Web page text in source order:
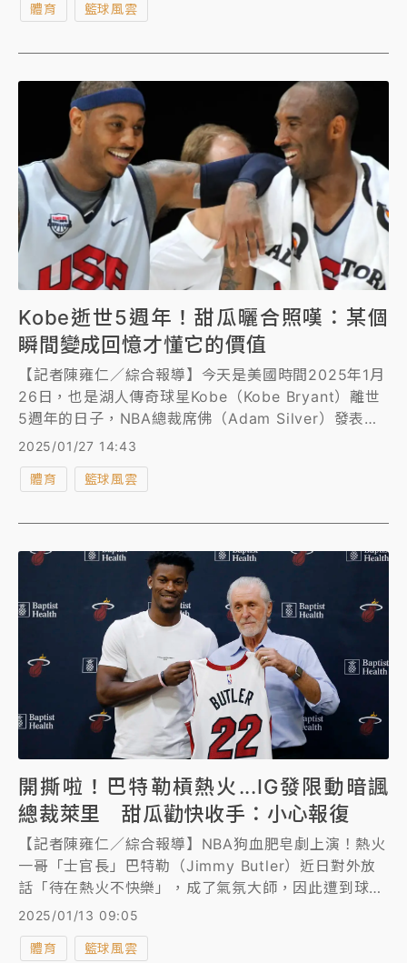
戰尼克，經歷延長賽惡鬥後仍以113比109演出逆轉，
體育 籃球風雲
Kobe逝世5週年！甜瓜曬合照嘆：某個
瞬間變成回憶才懂它的價值
【記者陳雍仁／綜合報導】今天是美國時間2025年1月
26日，也是湖人傳奇球星Kobe（Kobe Bryant）離世
5週年的日子，NBA總裁席佛（Adam Silver）發表聲
明向他致敬，昔日美國男籃夢幻隊的隊友「甜瓜」安東
懷。
2025/01/27 14:43
體育 籃球風雲
開撕啦！巴特勒槓熱火...IG發限動暗諷
總裁萊里 甜瓜勸快收手：小心報復
【記者陳雍仁／綜合報導】NBA狗血肥皂劇上演！熱火
一哥「士官長」巴特勒（Jimmy Butler）近日對外放
話「待在熱火不快樂」，成了氣氛大師，因此遭到球團
禁賽7場，如今又繼續槓上熱火總裁萊里（Pat
Riley），日前在IG發限動暗諷萊里，退役球星「甜
瓜」安東尼（Carmelo Anthony）見狀勸把巴特勒快
2025/01/13 09:05
體育 籃球風雲